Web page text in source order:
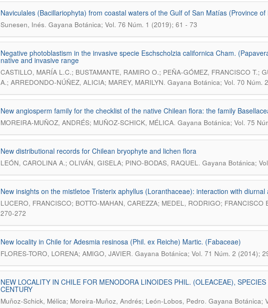
Naviculales (Bacillariophyta) from coastal waters of the Gulf of San Matías (Province
Sunesen, Inés. Gayana Botánica; Vol. 76 Núm. 1 (2019); 61 - 73
Negative photoblastism in the invasive specie Eschscholzia californica Cham.
native and invasive range
CASTILLO, MARÍA L.C.; BUSTAMANTE, RAMIRO O.; PEÑA-GÓMEZ, FRANCISCO T.;
A.; ARREDONDO-NÚÑEZ, ALICIA; MAREY, MARILYN. Gayana Botánica; Vol. 70 Núm.
New angiosperm family for the checklist of the native Chilean flora: the family
MOREIRA-MUÑOZ, ANDRÉS; MUÑOZ-SCHICK, MÉLICA. Gayana Botánica; Vol. 75
New distributional records for Chilean bryophyte and lichen flora
LEÓN, CAROLINA A.; OLIVÁN, GISELA; PINO-BODAS, RAQUEL. Gayana Botánica;
New insights on the mistletoe Tristerix aphyllus (Loranthaceae): interaction with
LUCERO, FRANCISCO; BOTTO-MAHAN, CAREZZA; MEDEL, RODRIGO; FRANCISCO
270-272
New locality in Chile for Adesmia resinosa (Phil. ex Reiche) Martic. (Fabaceae)
FLORES-TORO, LORENA; AMIGO, JAVIER. Gayana Botánica; Vol. 71 Núm. 2 (2014);
NEW LOCALITY IN CHILE FOR MENODORA LINOIDES PHIL. (OLEACEAE),
CENTURY
Muñoz-Schick, Mélica; Moreira-Muñoz, Andrés; León-Lobos, Pedro. Gayana Botánica;